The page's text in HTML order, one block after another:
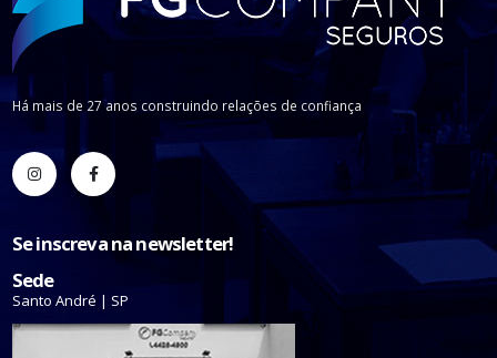
Há mais de 27 anos construindo relações de confiança
Se inscreva na newsletter!
Sede
Santo André | SP